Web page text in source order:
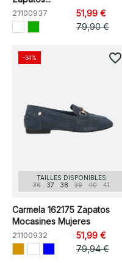
21100937
51,99 €
79,90 €
TAILLES DISPONIBLES
36
37 38 39 40 41
Carmela 162175 Zapatos
Mocasines Mujeres
21100932
51,99 €
79,94 €
-34% favorite_border